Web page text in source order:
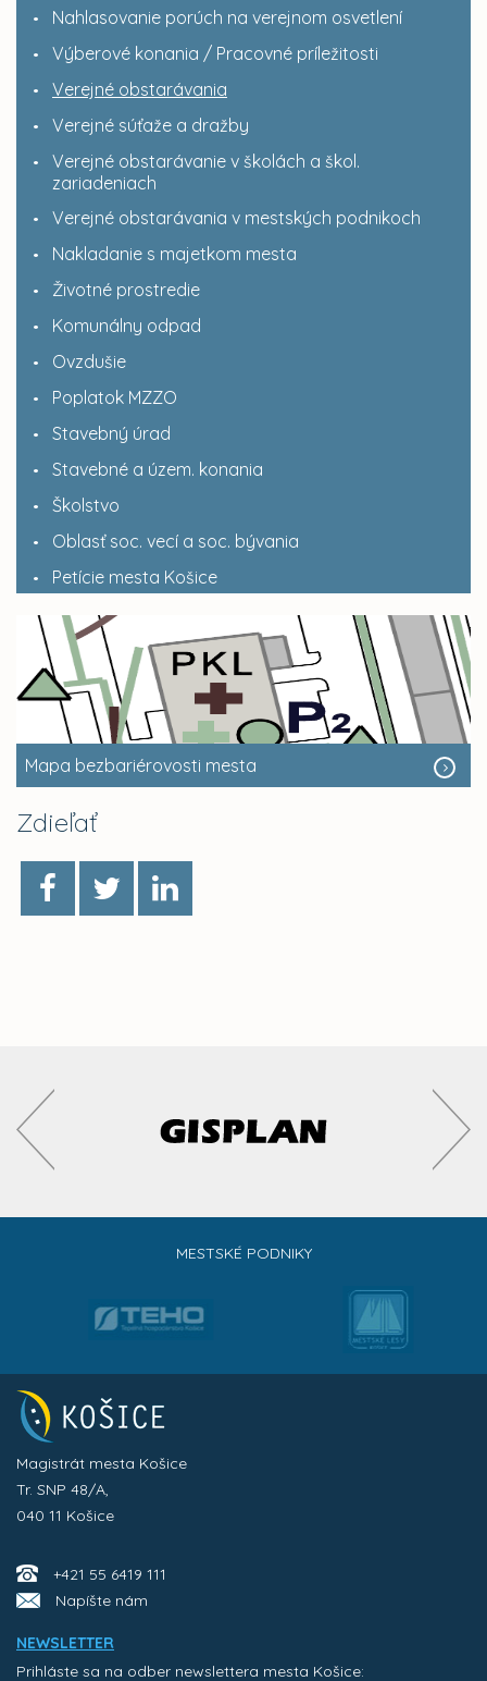
Nahlasovanie porúch na verejnom osvetlení
Výberové konania / Pracovné príležitosti
Verejné obstarávania
Verejné súťaže a dražby
Verejné obstarávanie v školách a škol.
zariadeniach
Verejné obstarávania v mestských podnikoch
Nakladanie s majetkom mesta
Životné prostredie
Komunálny odpad
Ovzdušie
Poplatok MZZO
Stavebný úrad
Stavebné a územ. konania
Školstvo
Oblasť soc. vecí a soc. bývania
Petície mesta Košice
Mapa bezbariérovosti mesta
Zdieľať
MESTSKÉ PODNIKY
Magistrát mesta Košice
Tr. SNP 48/A,
040 11 Košice
+421 55 6419 111
Napíšte nám
NEWSLETTER
Prihláste sa na odber newslettera mesta Košice: